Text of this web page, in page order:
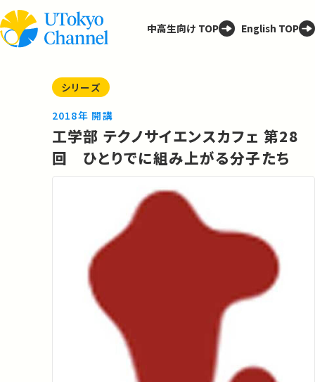
中高生向け TOP English TOP
シリーズ
2018年 開講
工学部 テクノサイエンスカフェ 第28
回 ひとりでに組み上がる分子たち